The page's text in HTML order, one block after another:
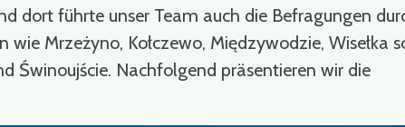
dort führte unser Team auch die Befragungen
Mrzeżyno, Kołczewo, Międzywodzie, Wisełka
Świnoujście. Nachfolgend präsentieren wir die